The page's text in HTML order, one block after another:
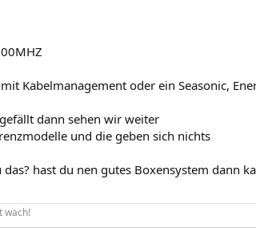
Kabelmanagement oder ein Seasonic,
dann sehen wir weiter
und die geben sich nichts
hast du nen gutes Boxensystem dann
wach!